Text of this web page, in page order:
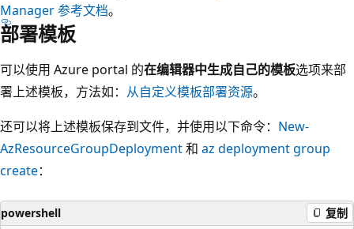
Manager 参考文档。
部署模板
可以使用 Azure portal 的在编辑器中生成自己的模板选项来部
署上述模板，方法如： 从自定义模板部署资源。
还可以将上述模板保存到文件，并使用以下命令： New-
AzResourceGroupDeployment和 az deployment group
create：
powershell 复制